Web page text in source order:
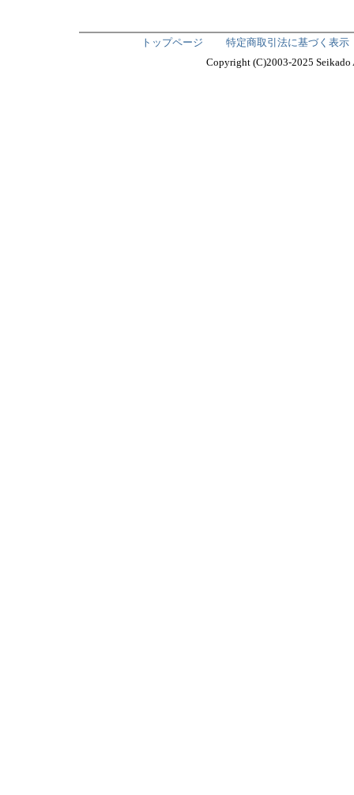
トップページ
特定商取引法に基づく表示
Copyright (C)2003-2025